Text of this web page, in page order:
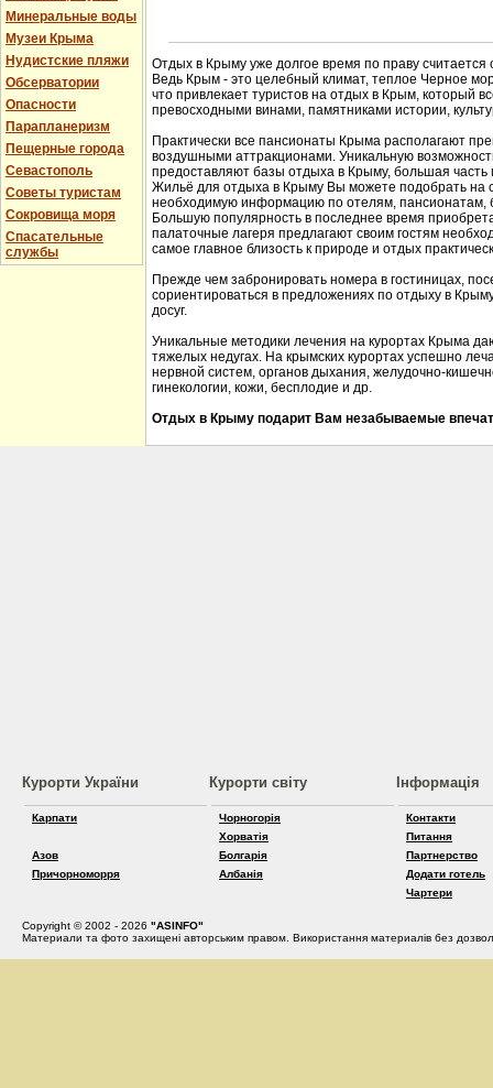
Минеральные воды
Музеи Крыма
Нудистские пляжи
Обсерватории
Опасности
Парапланеризм
Пещерные города
Севастополь
Советы туристам
Сокровища моря
Спасательные
службы
Лічільник відвідувачів
Отдых в Крыму уже долгое время по праву
Ведь Крым - это целебный климат, теплое Черное
что привлекает туристов на отдых в Крым, который
превосходными винами, памятниками истории,
Практически все пансионаты Крыма располагают
воздушными аттракционами. Уникальную
предоставляют базы отдыха в Крыму, большая
Жильё для отдыха в Крыму Вы можете подобрать на
необходимую информацию по отелям, пансионатам,
Большую популярность в последнее время
палаточные лагеря предлагают своим гостям
самое главное близость к природе и отдых
Прежде чем забронировать номера в гостиницах,
сориентироваться в предложениях по отдыху в
досуг.
Уникальные методики лечения на курортах Крыма
тяжелых недугах. На крымских курортах успешно
нервной систем, органов дыхания, желудочно-
гинекологии, кожи, бесплодие и др.
Отдых в Крыму подарит Вам незабываемые
Курорти України
Карпати
Азов
Причорноморря
Курорти світу
Чорногорія
Хорватія
Болгарія
Албанія
Інформація
Контакти
Питання
Партнерство
Додати готель
Чартери
Copyright © 2002 - 2026 "ASINFO"
Материали та фото захищені авторським правом. Використання материалів без